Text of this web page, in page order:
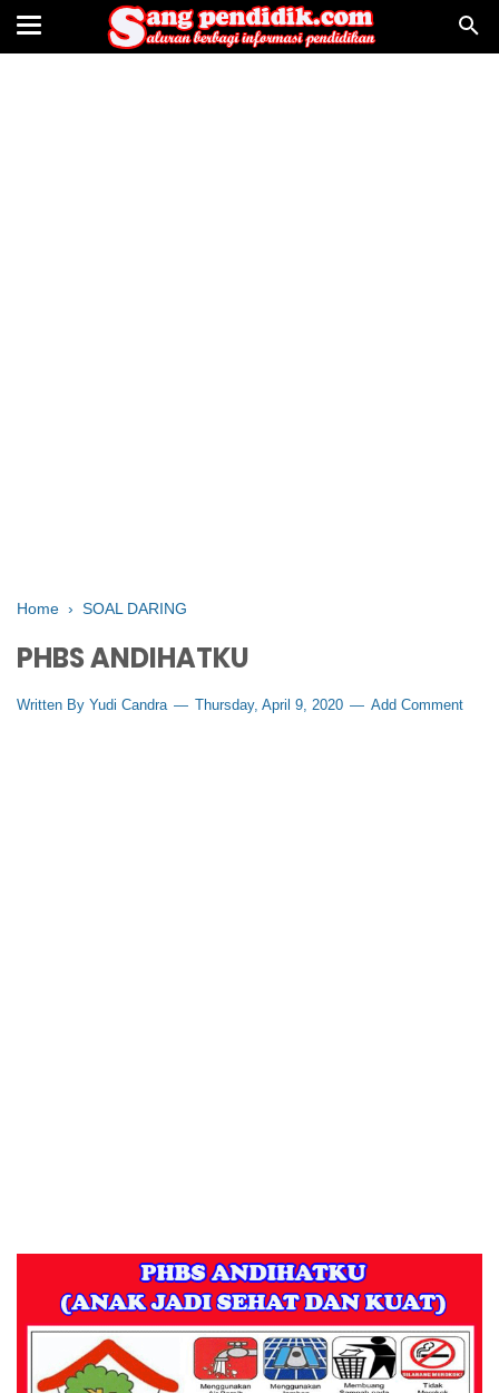
Home › SOAL DARING
PHBS ANDIHATKU
Written By Yudi Candra Thursday, April 9, 2020 Add Comment